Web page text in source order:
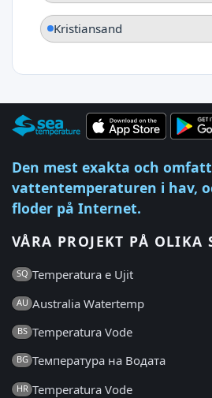
Kristiansand
Den mest exakta och
vattentemperaturen i hav,
floder på Internet.
VÅRA PROJEKT PÅ OLIKA
SQ Temperatura e Ujit
AU Australia Watertemp
BS Temperatura Vode
BG Температура на Водата
HR Temperatura Vode